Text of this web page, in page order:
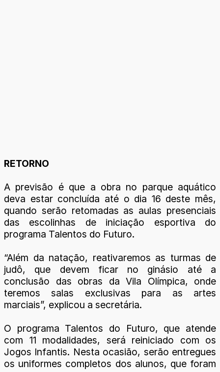
RETORNO
A previsão é que a obra no parque aquático
deva estar concluída até o dia 16 deste mês,
quando serão retomadas as aulas presenciais
das escolinhas de iniciação esportiva do
programa Talentos do Futuro.
“Além da natação, reativaremos as turmas de
judô, que devem ficar no ginásio até a
conclusão das obras da Vila Olímpica, onde
teremos salas exclusivas para as artes
marciais”, explicou a secretária.
O programa Talentos do Futuro, que atende
com 11 modalidades, será reiniciado com os
Jogos Infantis. Nesta ocasião, serão entregues
os uniformes completos dos alunos, que foram